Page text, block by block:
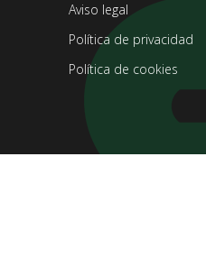
Aviso legal
Política de privacidad
Política de cookies